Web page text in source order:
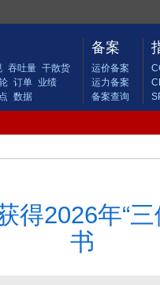
吞吐量 干散货
订单 业绩
数据
备案
运价备案
运力备案
备案查询
得2026年“
书